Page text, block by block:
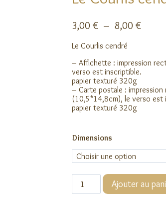
3,00 € – 8,00 €Plage
3,00
à
Le Courlis cendré
– Affichette : impression
verso est inscriptible.
papier texturé 320g
– Carte postale :
(10,5*14,8cm), le verso est
papier texturé 320g
Dimensions
quantité
Le
Ajouter au